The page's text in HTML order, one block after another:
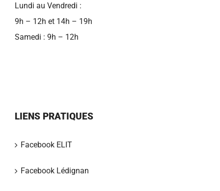
Lundi au Vendredi :
9h – 12h et 14h – 19h
Samedi : 9h – 12h
LIENS PRATIQUES
Facebook ELIT
Facebook Lédignan